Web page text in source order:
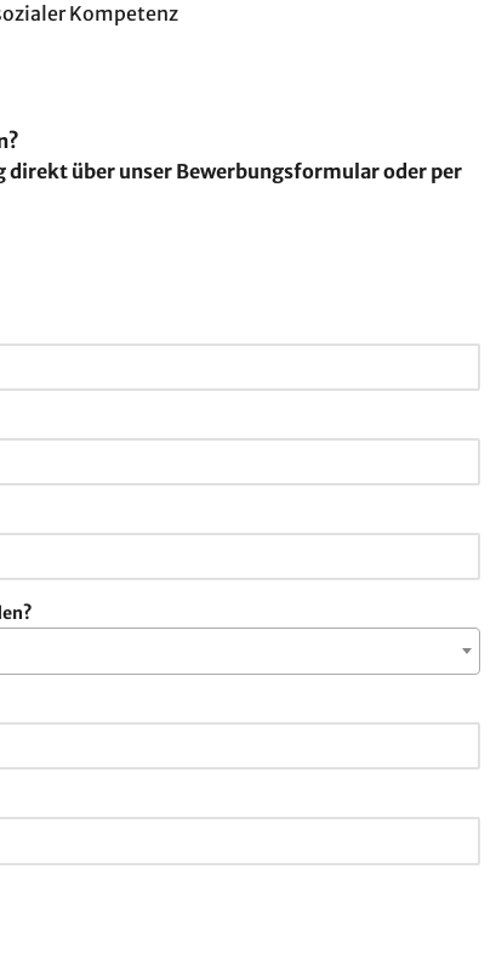
Kompetenz
direkt über unser Bewerbungsformular oder per